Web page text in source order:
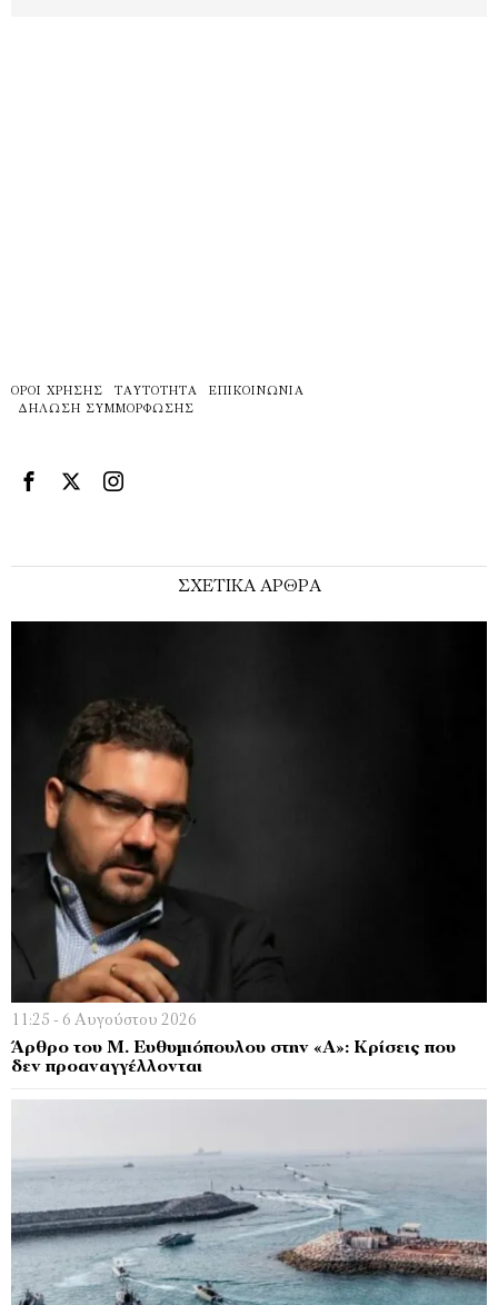
ΌΡΟΙ ΧΡΉΣΗΣ ΤΑΥΤΌΤΗΤΑ
ΕΠΙΚΟΙΝΩΝΊΑ
ΔΉΛΩΣΗ ΣΥΜΜΌΡΦΩΣΗΣ
ΣΧΕΤΙΚΑ ΑΡΘΡΑ
11:25 - 6 Αυγούστου 2026
Άρθρο του Μ. Ευθυμιόπουλου στην «Α»: Κρίσεις που
δεν προαναγγέλλονται